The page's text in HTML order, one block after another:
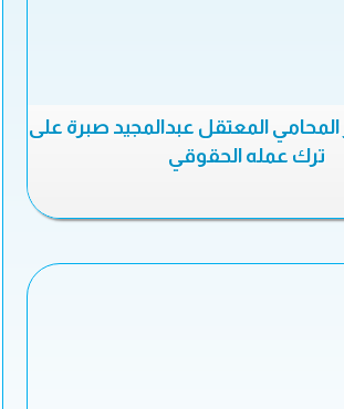
المحامي المعتقل عبدالمجيد صبرة على
ترك عمله الحقوقي